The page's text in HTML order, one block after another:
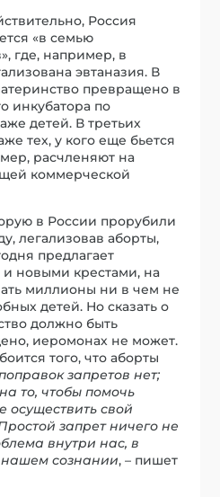
Россия
«в семью
где, например, в
эвтаназия. В
превращено в
инкубатора по
детей. В третьих
тех, у кого еще бьется
расчленяют на
коммерческой
в России прорубили
легализовав аборты,
предлагает
новыми крестами, на
миллионы ни в чем не
детей. Но сказать о
должно быть
иеромонах не может.
того, что аборты
запретов нет;
то, чтобы помочь
свой
запрет ничего не
внутри нас, в
сознании, – пишет